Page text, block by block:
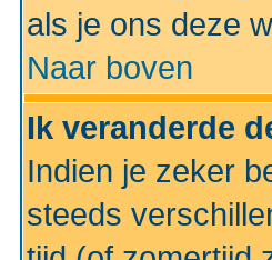
als je ons deze
Naar boven
Ik veranderde
Indien je zeker
steeds